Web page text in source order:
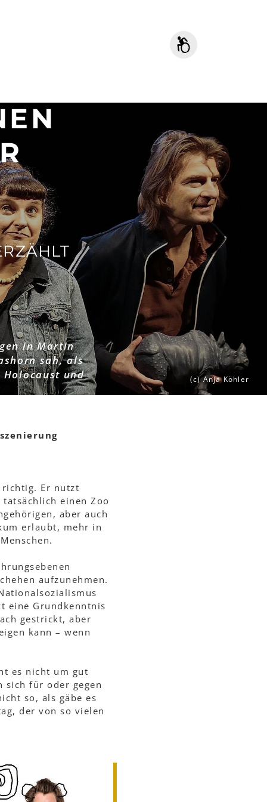
(c) Anja Köhler
in Martin
sah, als
Holocaust und
richtig. Er nutzt
einen Zoo
aber auch
erlaubt, mehr in
aufzunehmen.
eine Grundkenntnis
gestrickt, aber
kann – wenn
es nicht um gut
sich für oder gegen
so, als gäbe es
der von so vielen